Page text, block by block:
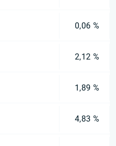
0,06 %
2,12 %
1,89 %
4,83 %